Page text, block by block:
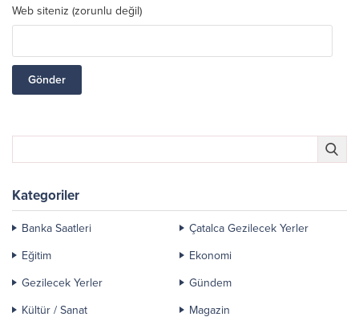
Web siteniz (zorunlu değil)
Kategoriler
Banka Saatleri
Çatalca Gezilecek Yerler
Eğitim
Ekonomi
Gezilecek Yerler
Gündem
Kültür / Sanat
Magazin